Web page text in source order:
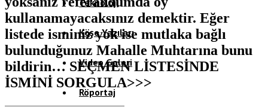
Teknoloji
Köşe Yazıları
Video Galeri
Röportaj
kullanamayacaksınız demektir. Eğer
listede isminiz yok ise mutlaka bağlı
bulunduğunuz Mahalle Muhtarına bunu
bildirin… SEÇMEN LİSTESİNDE
İSMİNİ SORGULA>>>